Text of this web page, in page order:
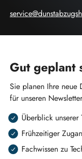
Gut geplant
Sie planen Ihre neue
für unseren
Überblick unserer
Frühzeitiger
Fachwissen zu